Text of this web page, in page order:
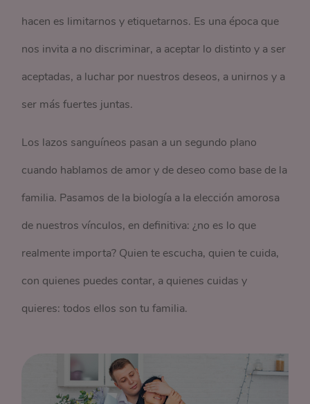
hacen es limitarnos y etiquetarnos. Es una época que
nos invita a no discriminar, a aceptar lo distinto y a ser
aceptadas, a luchar por nuestros deseos, a unirnos y a
ser más fuertes juntas.
Los lazos sanguíneos pasan a un segundo plano
cuando hablamos de amor y de deseo como base de la
familia. Pasamos de la biología a la elección amorosa
de nuestros vínculos, en definitiva: ¿no es lo que
realmente importa? Quien te escucha, quien te cuida,
con quienes puedes contar, a quienes cuidas y
quieres: todos ellos son tu familia.